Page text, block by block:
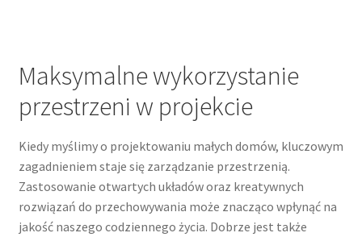
Maksymalne wykorzystanie
przestrzeni w projekcie
Kiedy myślimy o projektowaniu małych domów, kluczowym
zagadnieniem staje się zarządzanie przestrzenią.
Zastosowanie otwartych układów oraz kreatywnych
rozwiązań do przechowywania może znacząco wpłynąć na
jakość naszego codziennego życia. Dobrze jest także